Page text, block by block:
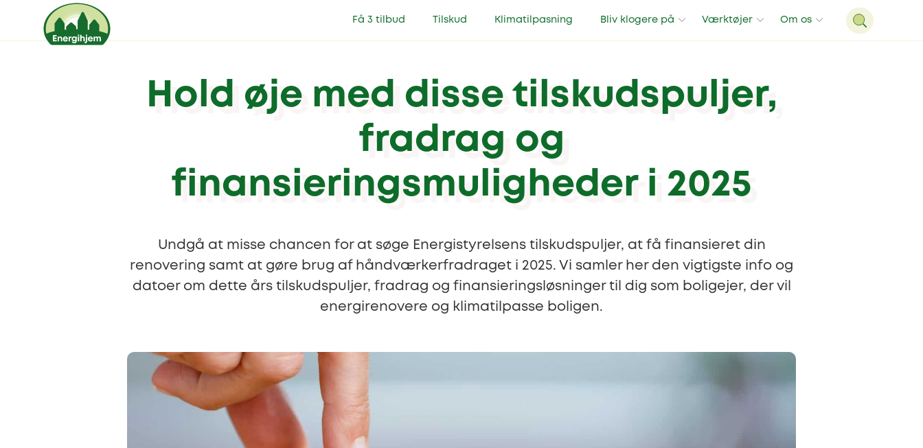
Få 3 tilbud Tilskud Klimatilpasning Bliv klogere på Værktøjer Om os
Hold øje med disse tilskudspuljer,
fradrag og
finansieringsmuligheder i 2025
Undgå at misse chancen for at søge Energistyrelsens tilskudspuljer, at få finansieret din
renovering samt at gøre brug af håndværkerfradraget i 2025. Vi samler her den vigtigste info og
datoer om dette års tilskudspuljer, fradrag og finansieringsløsninger til dig som boligejer, der vil
energirenovere og klimatilpasse boligen.